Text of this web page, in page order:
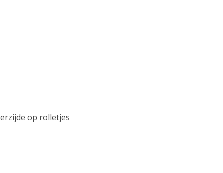
op rolletjes